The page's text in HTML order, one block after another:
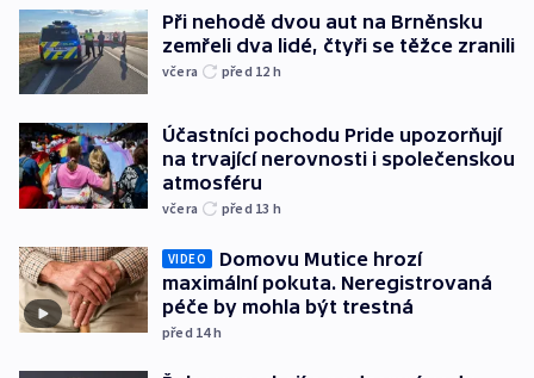
Při nehodě dvou aut na Brněnsku
zemřeli dva lidé, čtyři se těžce zranili
včera před 12 h
Účastníci pochodu Pride upozorňují
na trvající nerovnosti i společenskou
atmosféru
včera před 13 h
VIDEO
Domovu Mutice hrozí
maximální pokuta. Neregistrovaná
péče by mohla být trestná
před 14h